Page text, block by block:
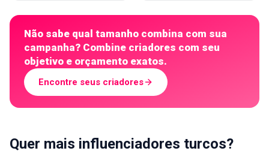
Não sabe qual tamanho combina com sua
campanha? Combine criadores com seu
objetivo e orçamento exatos.
Encontre seus criadores
Quer mais influenciadores turcos?